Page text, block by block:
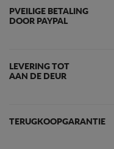
PVEILIGE BETALING
DOOR PAYPAL
LEVERING TOT
AAN DE DEUR
TERUGKOOPGARANTIE